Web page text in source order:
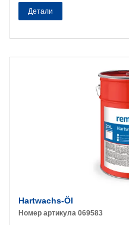
Детали
Hartwachs-Öl
Номер артикула 069583